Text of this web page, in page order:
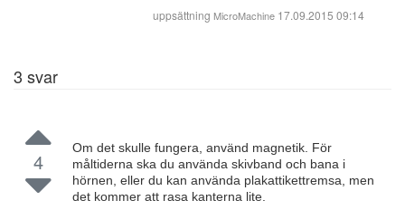
uppsättning MicroMachine 17.09.2015 09:14
3 svar
4
Om det skulle fungera, använd magnetik. För
måltiderna ska du använda skivband och bana i
hörnen, eller du kan använda plakattikettremsa, men
det kommer att rasa kanterna lite.